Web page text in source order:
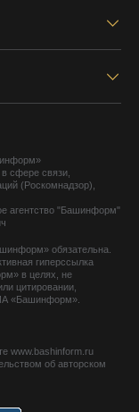
сфере связи,
(Роскомнадзор),
агентство "Башинформ"
обязательна.
гиперссылка
в целях, не
цитировании,
«Башинформ».
www.bashinform.ru
об авторском